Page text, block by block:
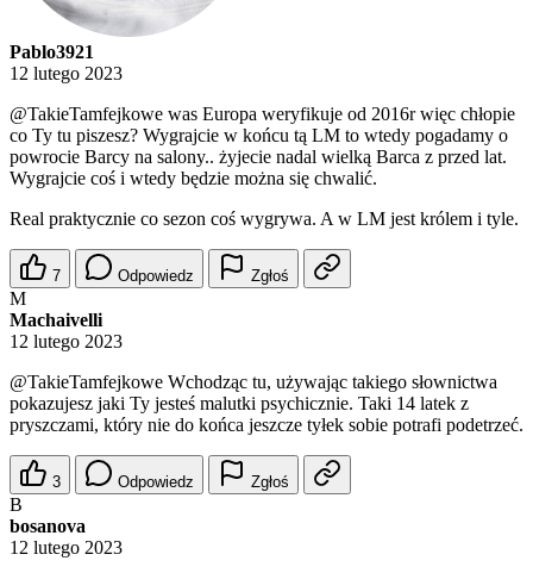
Pablo3921
12 lutego 2023
@TakieTamfejkowe was Europa weryfikuje od 2016r więc chłopie
co Ty tu piszesz? Wygrajcie w końcu tą LM to wtedy pogadamy o
powrocie Barcy na salony.. żyjecie nadal wielką Barca z przed lat.
Wygrajcie coś i wtedy będzie można się chwalić.
Real praktycznie co sezon coś wygrywa. A w LM jest królem i tyle.
7 Odpowiedz Zgłoś
M
Machaivelli
12 lutego 2023
@TakieTamfejkowe Wchodząc tu, używając takiego słownictwa
pokazujesz jaki Ty jesteś malutki psychicznie. Taki 14 latek z
pryszczami, który nie do końca jeszcze tyłek sobie potrafi podetrzeć.
3 Odpowiedz Zgłoś
B
bosanova
12 lutego 2023